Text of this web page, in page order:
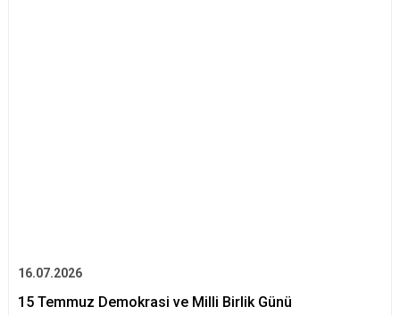
16.07.2026
15 Temmuz Demokrasi ve Milli Birlik Günü